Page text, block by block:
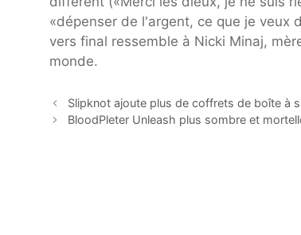
«dépenser de l'argent, ce que je veux
vers final ressemble à Nicki Minaj,
monde.
Slipknot ajoute plus de coffrets de boîte à
BloodPleter Unleash plus sombre et